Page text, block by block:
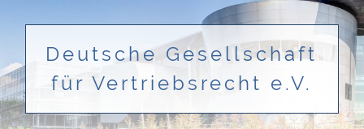
Deutsche Gesellschaft
für Vertriebsrecht e.V.